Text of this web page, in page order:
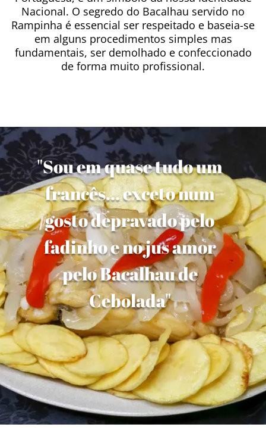
Nacional. O segredo do Bacalhau servido no
Rampinha é essencial ser respeitado e baseia-se
em alguns procedimentos simples mas
fundamentais, ser demolhado e confeccionado
de forma muito profissional.
"Sou em quase tudo um
francês... exceto num
gosto depravado pelo
fadinho e no jus amor
pelo Bacalhau de
Cebolada"